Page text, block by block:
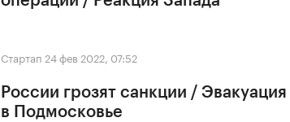
Стартап 24 фев 2022, 07:52
России грозят санкции /
в Подмосковье